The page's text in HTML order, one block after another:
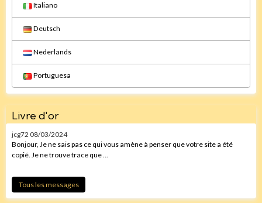
Italiano
Deutsch
Nederlands
Portuguesa
Livre d'or
jcg72 08/03/2024
Bonjour, Je ne sais pas ce qui vous amène à penser que votre site a été
copié. Je ne trouve trace que ...
Tous les messages